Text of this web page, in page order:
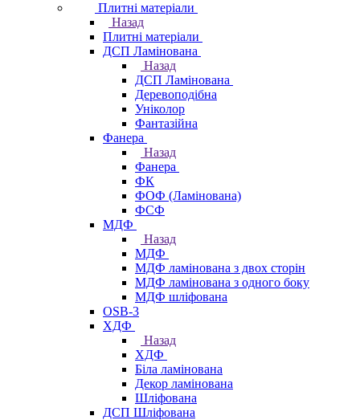
Плитні матеріали
Назад
Плитні матеріали
ДСП Ламінована
Назад
ДСП Ламінована
Деревоподібна
Уніколор
Фантазійна
Фанера
Назад
Фанера
ФК
ФОФ (Ламінована)
ФСФ
МДФ
Назад
МДФ
МДФ ламінована з двох сторін
МДФ ламінована з одного боку
МДФ шліфована
OSB-3
ХДФ
Назад
ХДФ
Біла ламінована
Декор ламінована
Шліфована
ДСП Шліфована